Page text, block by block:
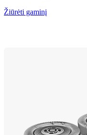
Žiūrėti gaminį